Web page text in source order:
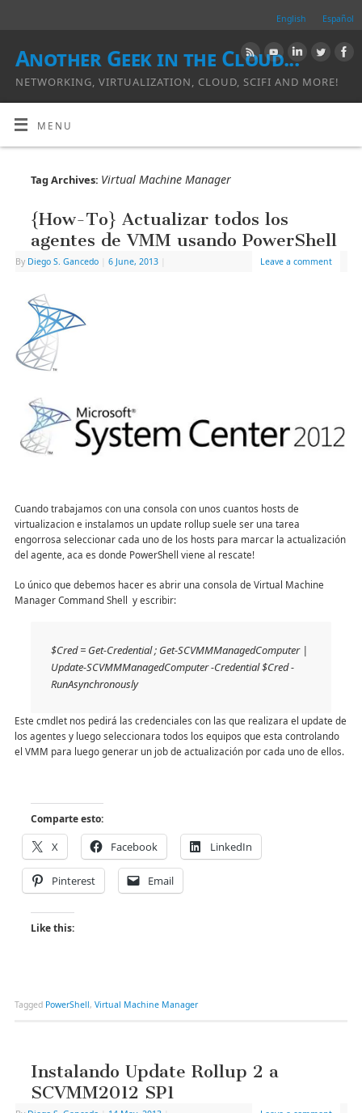
English Español
Another Geek in the Cloud...
NETWORKING, VIRTUALIZATION, CLOUD, SCIFI AND MORE!
MENU
Tag Archives: Virtual Machine Manager
{How-To} Actualizar todos los
agentes de VMM usando PowerShell
By Diego S. Gancedo 6 June, 2013 Leave a comment
Cuando trabajamos con una consola con unos cuantos hosts de
virtualizacion e instalamos un update rollup suele ser una tarea
engorrosa seleccionar cada uno de los hosts para marcar la actualización
del agente, aca es donde PowerShell viene al rescate!
Lo único que debemos hacer es abrir una consola de Virtual Machine
Manager Command Shell y escribir:
$Cred = Get-Credential ; Get-SCVMMManagedComputer |
Update-SCVMMManagedComputer -Credential $Cred -
RunAsynchronously
Este cmdlet nos pedirá las credenciales con las que realizara el update de
los agentes y luego seleccionara todos los equipos que esta controlando
el VMM para luego generar un job de actualización por cada uno de ellos.
Comparte esto:
X Facebook LinkedIn
Pinterest Email
Like this:
Tagged PowerShell, Virtual Machine Manager
Instalando Update Rollup 2 a
SCVMM2012 SP1